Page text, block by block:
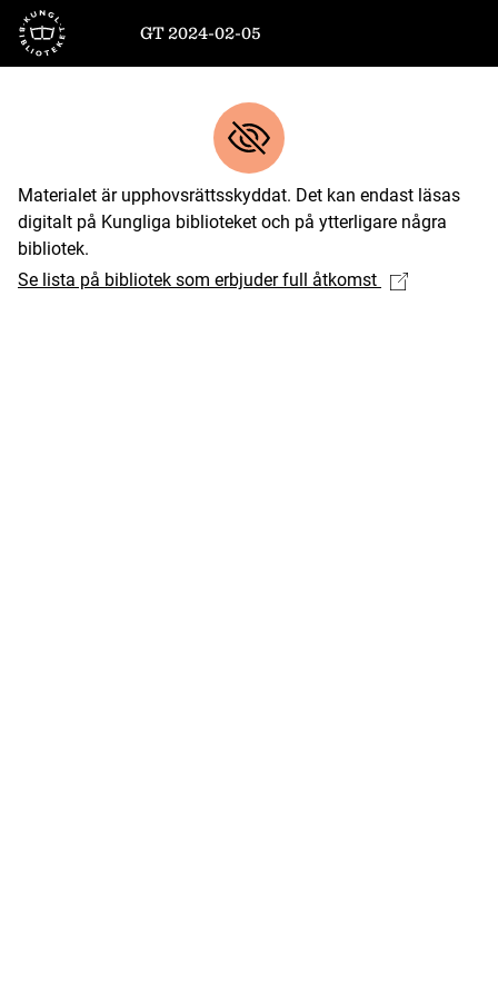
Till startsidan
GT 2024-02-05
Materialet är upphovsrättsskyddat. Det kan endast läsas
digitalt på Kungliga biblioteket och på ytterligare några
bibliotek.
Se lista på bibliotek som erbjuder full åtkomst